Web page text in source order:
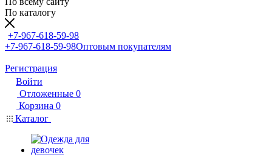
По каталогу
+7-967-618-59-98
+7-967-618-59-98Оптовым покупателям
Регистрация
Войти
Отложенные 0
Корзина 0
Каталог